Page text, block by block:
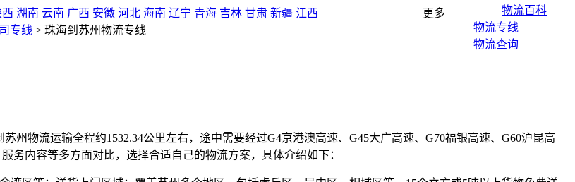
物流百科
物流专线
物流查询
西 湖南 云南 广西 安徽 河北 海南 辽宁 青海 吉林 甘肃 新疆 江西
更多
专线 > 珠海到苏州物流专线
州物流运输全程约1532.34公里左右，途中需要经过G4京港澳高速、G45大广高速、G70福银高速、G60沪昆高
务内容等多方面对比，选择合适自己的物流方案，具体介绍如下：